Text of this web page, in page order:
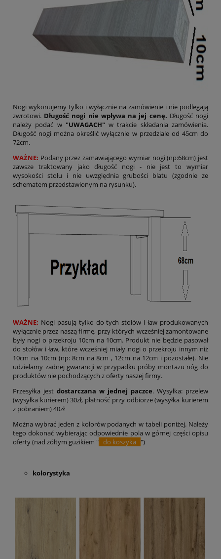
Nogi wykonujemy tylko i wyłącznie na zamówienie i nie podlegają
zwrotowi. Długość nogi nie wpływa na jej cenę. Długość nogi
należy podać w "UWAGACH"w trakcie składania zamówienia.
Długość nogi można określić wyłącznie w przedziale od 45cm do
72cm.
WAŻNE: Podany przez zamawiającego wymiar nogi (np:68cm) jest
zawsze traktowany jako długość nogi - nie jest to wymiar
wysokości stołu i nie uwzględnia grubości blatu (zgodnie ze
schematem przedstawionym na rysunku).
WAŻNE: Nogi pasują tylko do tych stołów i ław produkowanych
wyłącznie przez naszą firmę, przy których wcześniej zamontowane
były nogi o przekroju 10cm na 10cm. Produkt nie będzie pasował
do stołów i ław, które wcześniej miały nogi o przekroju innym niż
10cm na 10cm (np: 8cm na 8cm , 12cm na 12cm i pozostałe). Nie
udzielamy żadnej gwarancji w przypadku próby montażu nóg do
produktów nie pochodzących z oferty naszej firmy.
Przesyłka jest dostarczana w jednej paczce. Wysyłka: przelew
(wysyłka kurierem) 30zł, płatność przy odbiorze (wysyłka kurierem
z pobraniem) 40zł
Można wybrać jeden z kolorów podanych w tabeli poniżej. Należy
tego dokonać wybierając odpowiednie pola w górnej części opisu
oferty (nad żółtym guzikiem " do koszyka ")
kolorystyka